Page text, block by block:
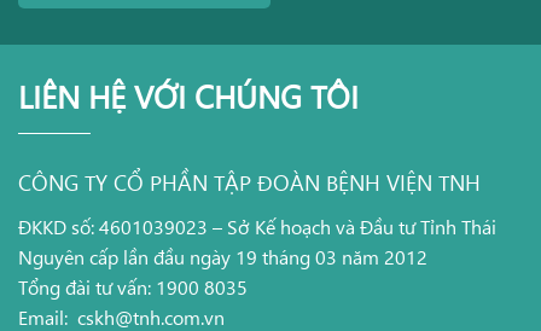
LIÊN HỆ VỚI CHÚNG TÔI
CÔNG TY CỔ PHẦN TẬP ĐOÀN BỆNH VIỆN TNH
ĐKKD số: 4601039023 – Sở Kế hoạch và Đầu tư Tỉnh Thái
Nguyên cấp lần đầu ngày 19 tháng 03 năm 2012
Tổng đài tư vấn: 1900 8035
Email: cskh@tnh.com.vn